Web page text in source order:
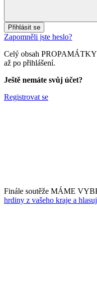
Přihlásit se
Zapomněli jste heslo?
Celý obsah PROPAMÁTKY
až po přihlášení.
Ještě nemáte svůj účet?
Registrovat se
Finále soutěže MÁME
hrdiny z vašeho kraje a